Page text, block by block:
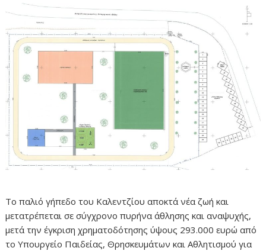
Το παλιό γήπεδο του Καλεντζίου αποκτά νέα ζωή και
μετατρέπεται σε σύγχρονο πυρήνα άθλησης και αναψυχής,
μετά την έγκριση χρηματοδότησης ύψους 293.000 ευρώ από
το Υπουργείο Παιδείας, Θρησκευμάτων και Αθλητισμού για